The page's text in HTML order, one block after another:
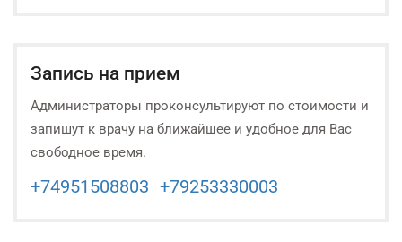
Запись на прием
Администраторы проконсультируют по стоимости и
запишут к врачу на ближайшее и удобное для Вас
свободное время.
+74951508803 +79253330003